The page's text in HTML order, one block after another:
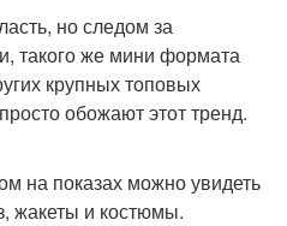
но следом за
такого же мини формата
крупных топовых
обожают этот тренд.
на показах можно увидеть
жакеты и костюмы.